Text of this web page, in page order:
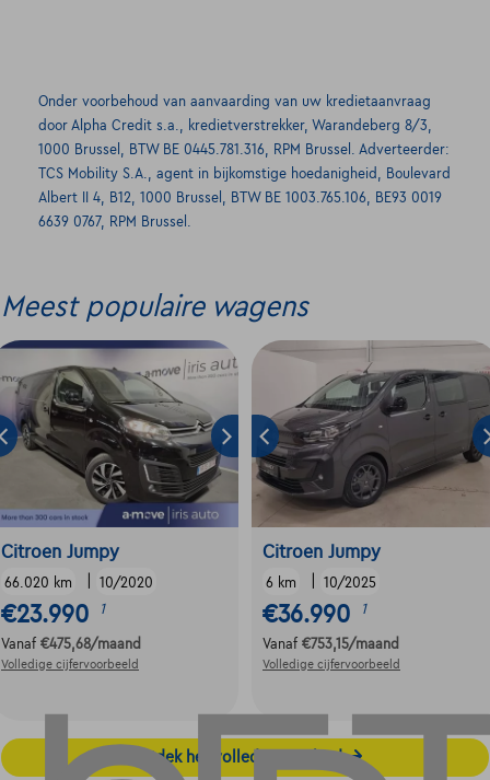
Onder voorbehoud van aanvaarding van uw kredietaanvraag
door Alpha Credit s.a., kredietverstrekker, Warandeberg 8/3,
1000 Brussel, BTW BE 0445.781.316, RPM Brussel. Adverteerder:
TCS Mobility S.A., agent in bijkomstige hoedanigheid, Boulevard
Albert II 4, B12, 1000 Brussel, BTW BE 1003.765.106, BE93 0019
6639 0767, RPM Brussel.
Meest populaire wagens
Citroen Jumpy
66.020 km 10/2020
€23.990 1
Vanaf €475,68/maand
Volledige cijfervoorbeeld
Citroen Jumpy
6 km 10/2025
€36.990 1
Vanaf €753,15/maand
Volledige cijfervoorbeeld
Ontdek het volledige aanbod